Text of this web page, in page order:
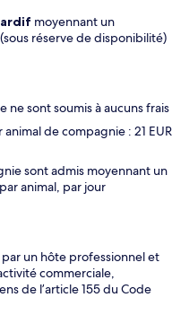
moyennant un
réserve de disponibilité)
ne sont soumis à aucuns frais
de compagnie : 21 EUR
sont admis moyennant un
animal, par jour
un hôte professionnel et
commerciale,
de l’article 155 du Code